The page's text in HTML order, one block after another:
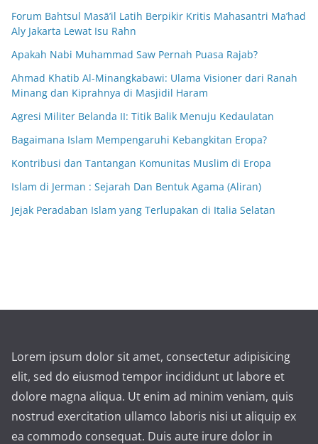
Forum Bahtsul Masā’il Latih Berpikir Kritis Mahasantri Ma’had
Aly Jakarta Lewat Isu Rahn
Apakah Nabi Muhammad Saw Pernah Puasa Rajab?
Ahmad Khatib Al-Minangkabawi: Ulama Visioner dari Ranah
Minang dan Kiprahnya di Masjidil Haram
Agresi Militer Belanda II: Titik Balik Menuju Kedaulatan
Bagaimana Islam Mempengaruhi Kebangkitan Eropa?
Kontribusi dan Tantangan Komunitas Muslim di Eropa
Islam di Jerman : Sejarah Dan Bentuk Agama (Aliran)
Jejak Peradaban Islam yang Terlupakan di Italia Selatan
Lorem ipsum dolor sit amet, consectetur adipisicing
elit, sed do eiusmod tempor incididunt ut labore et
dolore magna aliqua. Ut enim ad minim veniam, quis
nostrud exercitation ullamco laboris nisi ut aliquip ex
ea commodo consequat. Duis aute irure dolor in